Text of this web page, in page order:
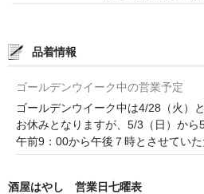
France/ﾌﾗﾝｽ
France Champagne /ﾌﾗﾝｽ・ｼｬﾝ
品着情報
ゴールデンウイーク中の営業予定
ゴールデンウイーク中は4/28（火）
お休みとなりますが、5/3（日）か
午前9：00から午後７時とさせていた
酒屋はやし 営業日七曜表